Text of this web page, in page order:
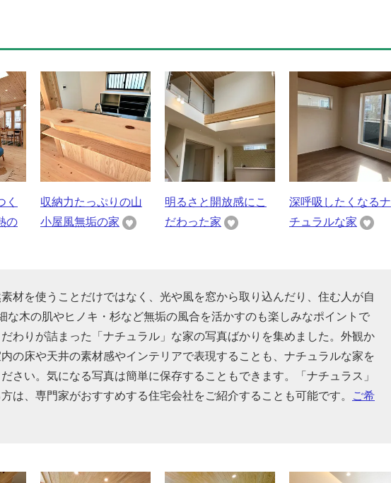
く
の
収納力たっぷりの山
小屋風無垢の家
明るさと開放感にこ
だわった家
深呼吸したくなるナ
チュラルな家
材を使うことだけではなく、光や風を窓から取り込んだり、住む人が自
な木の肌やヒノキ・杉など無垢の風合を活かすのも楽しみなポイントで
わりが詰まった「ナチュラル」な家の写真ばかりを集めました。外観か
の床や天井の素材感やインテリアで表現することも、ナチュラルな家を
さい。気になる写真は簡単に保存することもできます。「ナチュラス」
は、専門家がおすすめする住宅会社をご紹介することも可能です。
ご希